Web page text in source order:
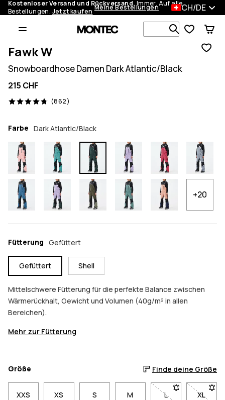
Kostenloser Versand und Rückversand.Immer. Auf alle
Bestellungen. Jetzt kaufen Meine Bestellungen CH/DE
Fawk W
Snowboardhose Damen Dark Atlantic/Black
215 CHF
(862)
862 Reviews, 4.8/5
Farbe Dark Atlantic/Black
+20
Fütterung Gefüttert
Gefüttert Shell
Mittelschwere Fütterung für die perfekte Balance zwischen
Wärmerückhalt, Gewicht und Volumen (40g/m² in allen
Bereichen).
Mehr zur Fütterung
Größe Finde deine Größe
XXS XS S M L- Größe L nicht
XL
-